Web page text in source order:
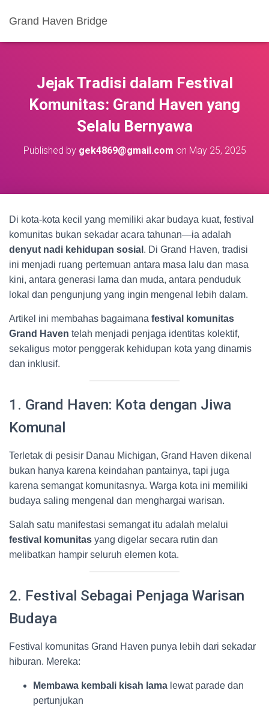
Grand Haven Bridge
Jejak Tradisi dalam Festival
Komunitas: Grand Haven yang
Selalu Bernyawa
Published by gek4869@gmail.com on May 25, 2025
Di kota-kota kecil yang memiliki akar budaya kuat, festival
komunitas bukan sekadar acara tahunan—ia adalah
denyut nadi kehidupan sosial . Di Grand Haven, tradisi
ini menjadi ruang pertemuan antara masa lalu dan masa
kini, antara generasi lama dan muda, antara penduduk
lokal dan pengunjung yang ingin mengenal lebih dalam.
Artikel ini membahas bagaimana festival komunitas
Grand Haven telah menjadi penjaga identitas kolektif,
sekaligus motor penggerak kehidupan kota yang dinamis
dan inklusif.
1. Grand Haven: Kota dengan Jiwa
Komunal
Terletak di pesisir Danau Michigan, Grand Haven dikenal
bukan hanya karena keindahan pantainya, tapi juga
karena semangat komunitasnya. Warga kota ini memiliki
budaya saling mengenal dan menghargai warisan.
Salah satu manifestasi semangat itu adalah melalui
festival komunitas yang digelar secara rutin dan
melibatkan hampir seluruh elemen kota.
2. Festival Sebagai Penjaga Warisan
Budaya
Festival komunitas Grand Haven punya lebih dari sekadar
hiburan. Mereka:
Membawa kembali kisah lama lewat parade dan
pertunjukan